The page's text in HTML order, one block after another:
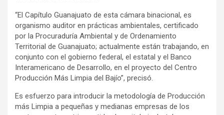
“El Capítulo Guanajuato de esta cámara binacional, es
organismo auditor en prácticas ambientales, certificado
por la Procuraduría Ambiental y de Ordenamiento
Territorial de Guanajuato; actualmente están trabajando, en
conjunto con el gobierno federal, el estatal y el Banco
Interamericano de Desarrollo, en el proyecto del Centro
Producción Más Limpia del Bajío”, precisó.
Es esfuerzo para introducir la metodología de Producción
más Limpia a pequeñas y medianas empresas de los